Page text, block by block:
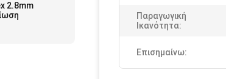
2.8mm
Παραγωγική
Ικανότητα:
Επισημαίνω: